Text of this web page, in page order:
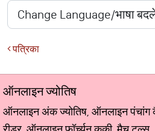
पत्रिका
ऑनलाइन ज्योतिष
ऑनलाइन अंक ज्योतिष, ऑनलाइन पंचांग